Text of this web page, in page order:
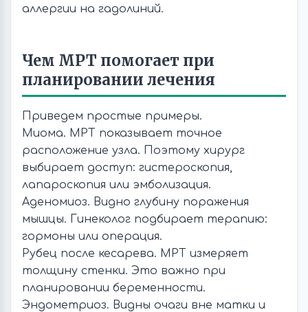
аллергии на гадолиний.
Чем МРТ помогает при
планировании лечения
Приведем простые примеры.
Миома. МРТ показывает точное
расположение узла. Поэтому хирург
выбирает доступ: гистероскопия,
лапароскопия или эмболизация.
Аденомиоз. Видно глубину поражения
мышцы. Гинеколог подбирает терапию:
гормоны или операция.
Рубец после кесарева. МРТ измеряет
толщину стенки. Это важно при
планировании беременности.
Эндометриоз. Видны очаги вне матки и